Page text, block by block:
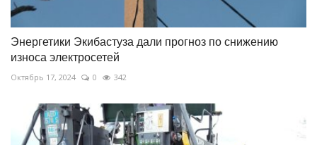
Энергетики Экибастуза дали прогноз по снижению
износа электросетей
Октябрь 17, 2024 0 342